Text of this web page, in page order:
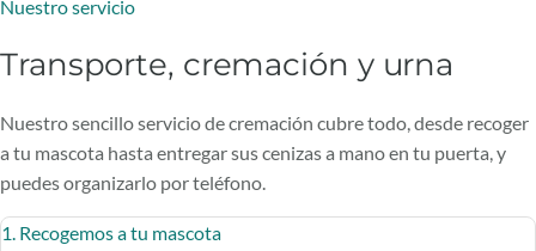
Nuestro servicio
Transporte, cremación y urna
Nuestro sencillo servicio de cremación cubre todo, desde recoger
a tu mascota hasta entregar sus cenizas a mano en tu puerta, y
puedes organizarlo por teléfono.
1. Recogemos a tu mascota